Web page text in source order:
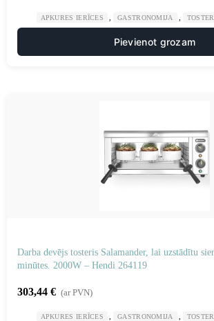
APKURES IERĪCES GASTRONOMIJA
Pievienot grozam
Darba devējs tosteris Salamander, lai uzstādītu
minūtes. 2000W – Hendi 264119
303,44 € (ar PVN)
APKURES IERĪCES GASTRONOMIJA